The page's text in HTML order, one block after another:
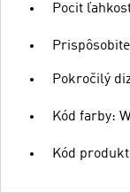
Pocit
Pokročilý
Kód farby:
Kód